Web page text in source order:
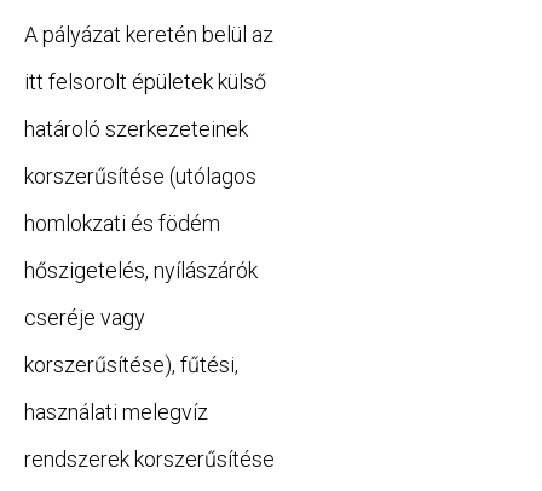
A pályázat keretén belül az
itt felsorolt épületek külső
határoló szerkezeteinek
korszerűsítése (utólagos
homlokzati és födém
hőszigetelés, nyílászárók
cseréje vagy
korszerűsítése), fűtési,
használati melegvíz
rendszerek korszerűsítése